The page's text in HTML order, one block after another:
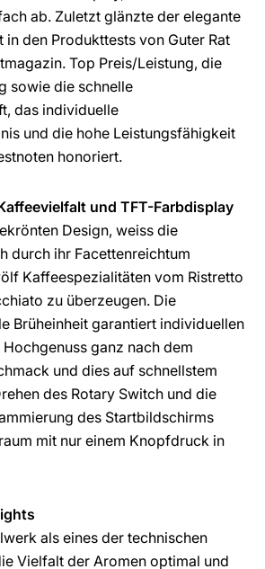
ab. Zuletzt glänzte der elegante
den Produkttests von Guter Rat
Top Preis/Leistung, die
sowie die schnelle
das individuelle
und die hohe Leistungsfähigkeit
honoriert.
und TFT-Farbdisplay
Design, weiss die
durch ihr Facettenreichtum
Kaffeespezialitäten vom Ristretto
zu überzeugen. Die
Brüheinheit garantiert individuellen
ganz nach dem
und dies auf schnellstem
des Rotary Switch und die
des Startbildschirms
mit nur einem Knopfdruck in
als eines der technischen
Vielfalt der Aromen optimal und